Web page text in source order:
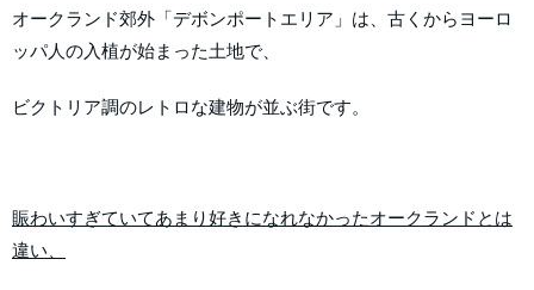
オークランド郊外「デボンポートエリア」は、古くからヨーロ
ッパ人の入植が始まった土地で、
ビクトリア調のレトロな建物が並ぶ街です。
賑わいすぎていてあまり好きになれなかったオークランドとは
違い、